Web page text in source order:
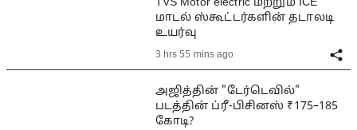
TVS Motor electric மற்றும் ICE
மாடல் ஸ்கூட்டர்களின் தடாலடி
உயர்வு
3 hrs 55 mins ago
அஜித்தின் "டேர்டெவில்"
படத்தின் ப்ரீ-பிசினஸ் ₹175–185
கோடி?